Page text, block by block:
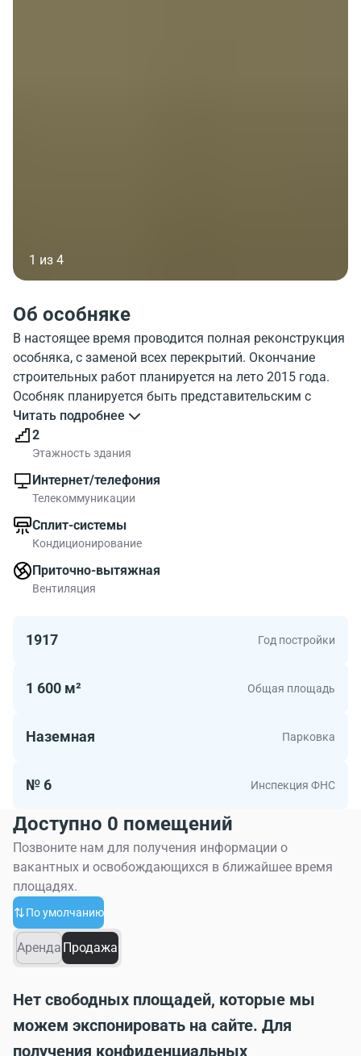
1 из 4
Об особняке
В настоящее время проводится полная реконструкция
особняка, с заменой всех перекрытий. Окончание
строительных работ планируется на лето 2015 года.
Особняк планируется быть представительским с
эксклюзивной отделкой
Читать подробнее
2
Этажность здания
Интернет/телефония
Телекоммуникации
Сплит-системы
Кондиционирование
Приточно-вытяжная
Вентиляция
1917 Год постройки
1 600 м² Общая площадь
Наземная Парковка
№ 6 Инспекция ФНС
Доступно 0 помещений
Позвоните нам для получения информации о
вакантных и освобождающихся в ближайшее время
площадях.
По умолчанию
Аренда Продажа
Нет свободных площадей, которые мы
можем экспонировать на сайте. Для
получения конфиденциальных